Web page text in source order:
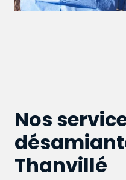
Nos
Thanvillé